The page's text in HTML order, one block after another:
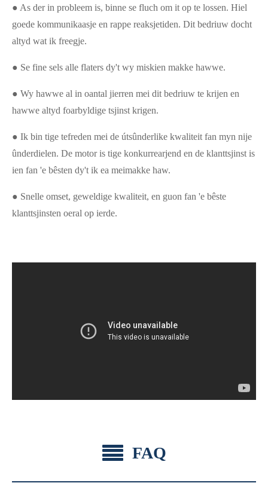
● As der in probleem is, binne se fluch om it op te lossen. Hiel
goede kommunikaasje en rappe reaksjetiden. Dit bedriuw docht
altyd wat ik freegje.
● Se fine sels alle flaters dy't wy miskien makke hawwe.
● Wy hawwe al in oantal jierren mei dit bedriuw te krijen en
hawwe altyd foarbyldige tsjinst krigen.
● Ik bin tige tefreden mei de útsûnderlike kwaliteit fan myn nije
ûnderdielen. De motor is tige konkurrearjend en de klanttsjinst is
ien fan 'e bêsten dy't ik ea meimakke haw.
● Snelle omset, geweldige kwaliteit, en guon fan 'e bêste
klanttsjinsten oeral op ierde.
FAQ